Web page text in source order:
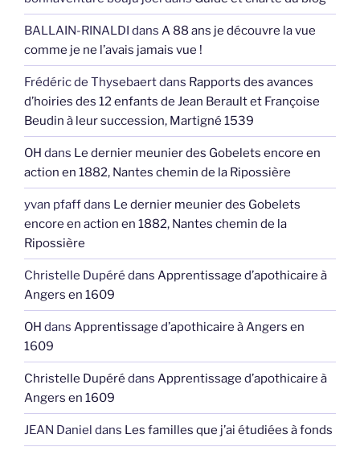
BALLAIN-RINALDI dans A 88 ans je découvre la vue
comme je ne l’avais jamais vue !
Frédéric de Thysebaertdans Rapports des avances
d’hoiries des 12 enfants de Jean Berault et Françoise
Beudin à leur succession, Martigné 1539
OH dans Le dernier meunier des Gobelets encore en
action en 1882, Nantes chemin de la Ripossière
yvan pfaffdans Le dernier meunier des Gobelets
encore en action en 1882, Nantes chemin de la
Ripossière
Christelle Dupéré dans Apprentissage d’apothicaire à
Angers en 1609
OH dans Apprentissage d’apothicaire à Angers en
1609
Christelle Dupéré dans Apprentissage d’apothicaire à
Angers en 1609
JEAN Daniel dans Les familles que j’ai étudiées à fonds